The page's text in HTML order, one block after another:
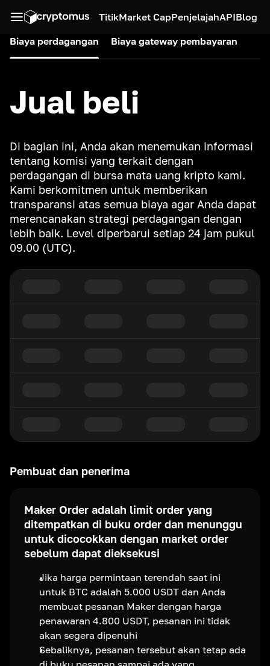
TitikMarket CapPenjelajahAPIBlog
Biaya perdagangan
Biaya gateway pembayaran
Jual beli
Di bagian ini, Anda akan menemukan informasi
tentang komisi yang terkait dengan
perdagangan di bursa mata uang kripto kami.
Kami berkomitmen untuk memberikan
transparansi atas semua biaya agar Anda dapat
merencanakan strategi perdagangan dengan
lebih baik. Level diperbarui setiap 24 jam pukul
09.00 (UTC).
Pembuat dan penerima
Maker Order adalah limit order yang
ditempatkan di buku order dan menunggu
untuk dicocokkan dengan market order
sebelum dapat dieksekusi
Jika harga permintaan terendah saat ini
untuk BTC adalah 5.000 USDT dan Anda
membuat pesanan Maker dengan harga
penawaran 4.800 USDT, pesanan ini tidak
akan segera dipenuhi
Sebaliknya, pesanan tersebut akan tetap ada